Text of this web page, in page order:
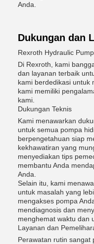
Anda.
Dukungan dan
Rexroth Hydraulic
Di Rexroth, kami
dan layanan terbaik
kami berdedikasi untuk
kami memiliki
kami.
Dukungan Teknis
Kami menawarkan
untuk semua pompa
berpengetahuan siap
kekhawatiran yang
menyediakan tips
membantu Anda
Anda.
Selain itu, kami
untuk masalah yang
mengakses pompa
mendiagnosis dan
menghemat waktu dan
Layanan dan
Perawatan rutin sangat